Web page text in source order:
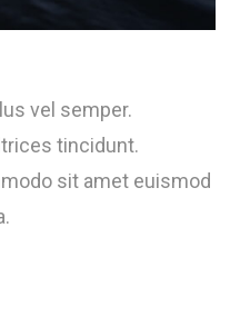
vel semper.
tincidunt.
sit amet euismod